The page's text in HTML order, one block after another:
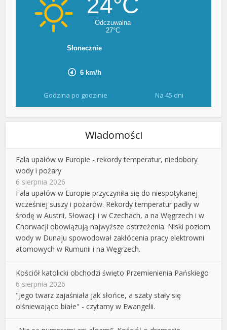
Godzina po godzinie Na 45 dni
Wiadomości
Fala upałów w Europie - rekordy temperatur, niedobory
wody i pożary
6 sierpnia 2026
Fala upałów w Europie przyczyniła się do niespotykanej
wcześniej suszy i pożarów. Rekordy temperatur padły w
środę w Austrii, Słowacji i w Czechach, a na Węgrzech i w
Chorwacji obowiązują najwyższe ostrzeżenia. Niski poziom
wody w Dunaju spowodował zakłócenia pracy elektrowni
atomowych w Rumunii i na Węgrzech.
Kościół katolicki obchodzi święto Przemienienia Pańskiego
6 sierpnia 2026
"Jego twarz zajaśniała jak słońce, a szaty stały się
olśniewająco białe" - czytamy w Ewangelii.